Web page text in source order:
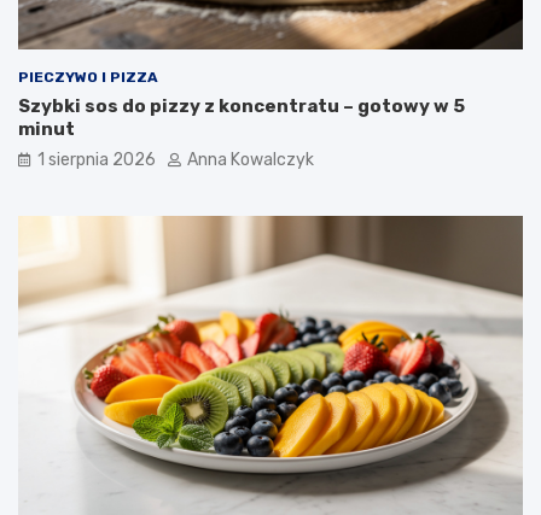
PIECZYWO I PIZZA
Szybki sos do pizzy z koncentratu – gotowy w 5
minut
1 sierpnia 2026 Anna Kowalczyk